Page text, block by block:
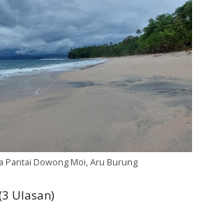
Pantai Dowong Moi, Aru Burung
Ulasan)